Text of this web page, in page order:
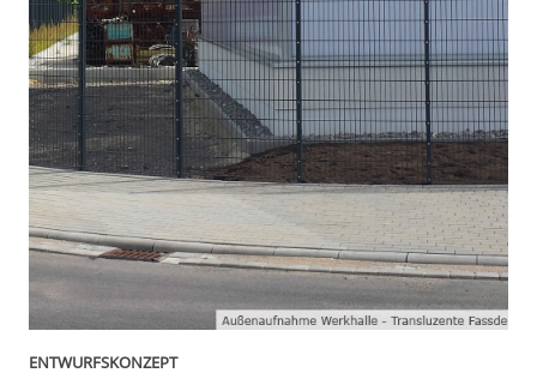
ENTWURFSKONZEPT